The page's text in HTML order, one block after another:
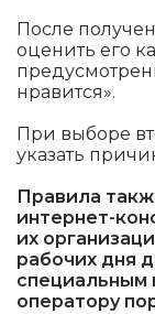
После
оценить его
нравится».
При выборе
указать
Правила
интернет-
их
рабочих дня
специальным
оператору